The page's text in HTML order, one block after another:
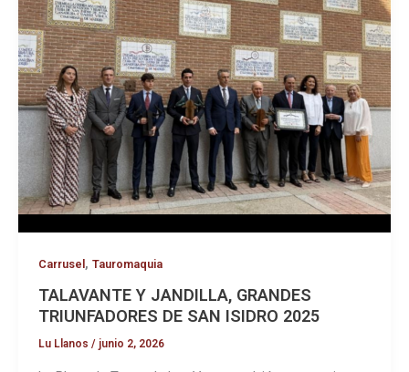
Carrusel, Tauromaquia
TALAVANTE Y JANDILLA, GRANDES
TRIUNFADORES DE SAN ISIDRO 2025
Lu Llanos / junio 2, 2026